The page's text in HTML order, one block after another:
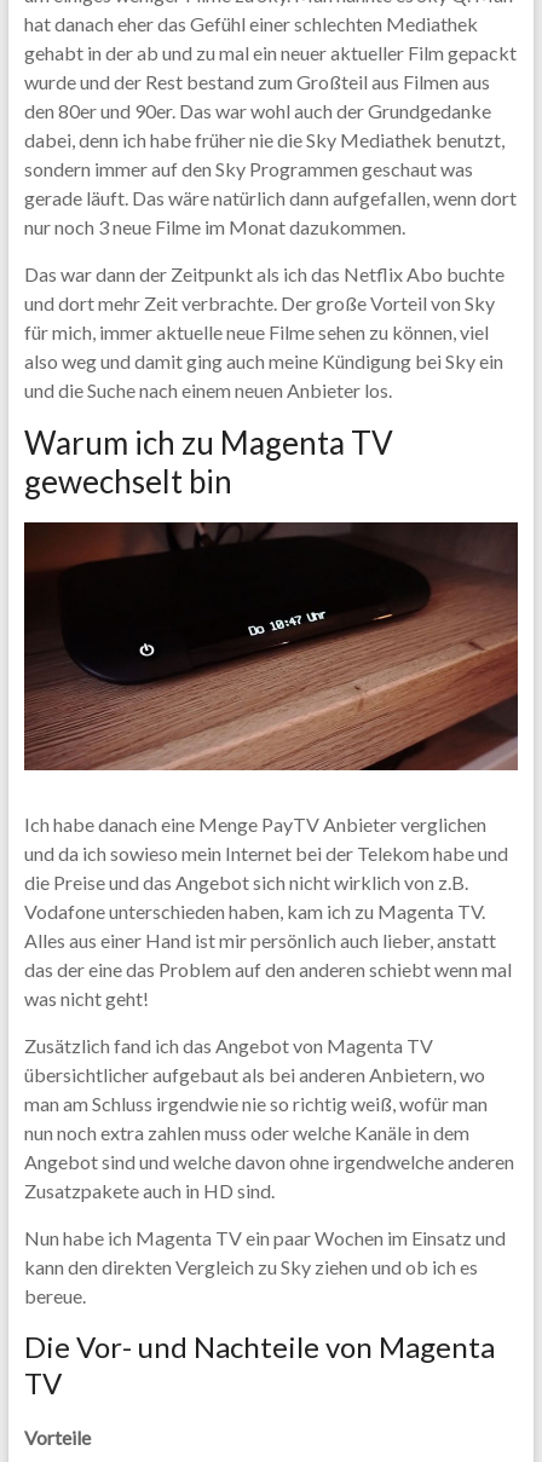
hat danach eher das Gefühl einer schlechten Mediathek
gehabt in der ab und zu mal ein neuer aktueller Film gepackt
wurde und der Rest bestand zum Großteil aus Filmen aus
den 80er und 90er. Das war wohl auch der Grundgedanke
dabei, denn ich habe früher nie die Sky Mediathek benutzt,
sondern immer auf den Sky Programmen geschaut was
gerade läuft. Das wäre natürlich dann aufgefallen, wenn dort
nur noch 3 neue Filme im Monat dazukommen.
Das war dann der Zeitpunkt als ich das Netflix Abo buchte
und dort mehr Zeit verbrachte. Der große Vorteil von Sky
für mich, immer aktuelle neue Filme sehen zu können, viel
also weg und damit ging auch meine Kündigung bei Sky ein
und die Suche nach einem neuen Anbieter los.
Warum ich zu Magenta TV
gewechselt bin
Ich habe danach eine Menge PayTV Anbieter verglichen
und da ich sowieso mein Internet bei der Telekom habe und
die Preise und das Angebot sich nicht wirklich von z.B.
Vodafone unterschieden haben, kam ich zu Magenta TV.
Alles aus einer Hand ist mir persönlich auch lieber, anstatt
das der eine das Problem auf den anderen schiebt wenn mal
was nicht geht!
Zusätzlich fand ich das Angebot von Magenta TV
übersichtlicher aufgebaut als bei anderen Anbietern, wo
man am Schluss irgendwie nie so richtig weiß, wofür man
nun noch extra zahlen muss oder welche Kanäle in dem
Angebot sind und welche davon ohne irgendwelche anderen
Zusatzpakete auch in HD sind.
Nun habe ich Magenta TV ein paar Wochen im Einsatz und
kann den direkten Vergleich zu Sky ziehen und ob ich es
bereue.
Die Vor- und Nachteile von Magenta
TV
Vorteile